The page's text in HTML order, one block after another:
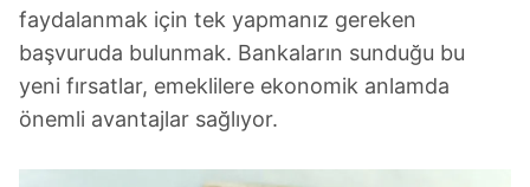
faydalanmak için tek yapmanız gereken
başvuruda bulunmak. Bankaların sunduğu bu
yeni fırsatlar, emeklilere ekonomik anlamda
önemli avantajlar sağlıyor.